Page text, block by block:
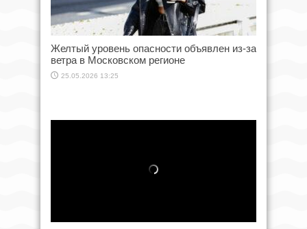
Желтый уровень опасности объявлен из-за
ветра в Московском регионе
25.05.2026 13:25